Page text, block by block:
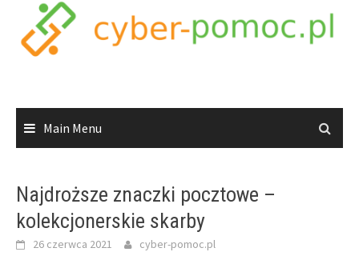
content
Main Menu
Najdroższe znaczki pocztowe –
kolekcjonerskie skarby
26 czerwca 2021 cyber-pomoc.pl